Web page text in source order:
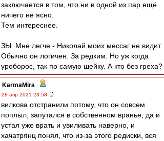
заключается в том, что ни в одной из пар ещё
ничего не ясно.
Тем интереснее.
ЗЫ. Мне легче - Николай моих мессаг не видит.
Обычно он логичен. За редким. Но уж когда
уроборос, так по самую шейку. А кто без греха?
KarmaMira -
28 апр 2021 23:58
вилкова отстранили потому, что он совсем
поплыл, запутался в собственном вранье, да и
устал уже врать и увиливать наверно, и
хачатрянц понял, что из-за этого редиски, вся